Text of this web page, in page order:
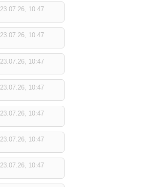
23.07.26, 10:47
23.07.26, 10:47
23.07.26, 10:47
23.07.26, 10:47
23.07.26, 10:47
23.07.26, 10:47
23.07.26, 10:47